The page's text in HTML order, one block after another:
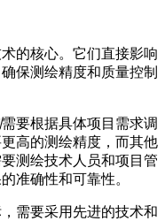
的核心。它们直接影响
保测绘精度和质量控制
需要根据具体项目需求调
高的测绘精度，而其他
测绘技术人员和项目管
准确性和可靠性。
需要采用先进的技术和